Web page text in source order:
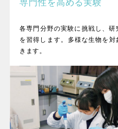
各専門分野の実験に挑戦し、
を習得します。​多様な生物を
きます。